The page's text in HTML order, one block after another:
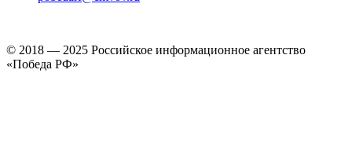
© 2018 — 2025 Российское информационное агентство
«Победа РФ»